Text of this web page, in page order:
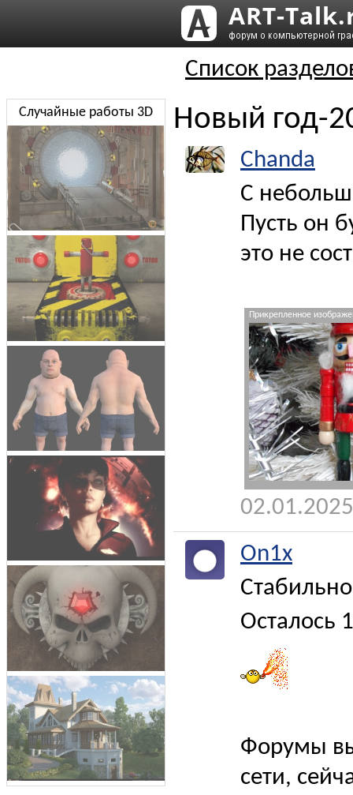
Список
Новый год-
Chanda
С
Пусть он
это не
Прикрепленное
On1x
Осталось
Форумы
сети,
Случайные работы 3D